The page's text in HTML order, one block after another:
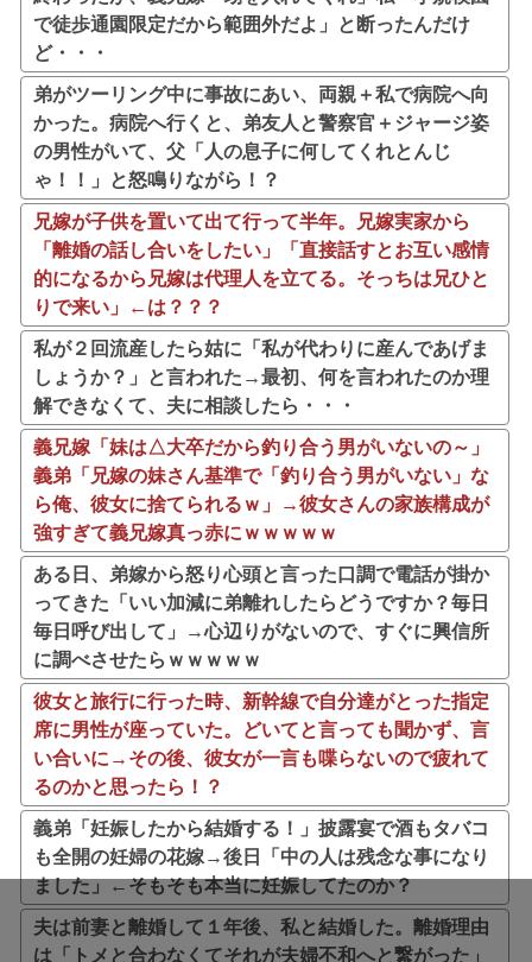
で徒歩通園限定だから範囲外だよ」と断ったんだけ
ど・・・
弟がツーリング中に事故にあい、両親＋私で病院へ向
かった。病院へ行くと、弟友人と警察官＋ジャージ姿
の男性がいて、父「人の息子に何してくれとんじ
ゃ！！」と怒鳴りながら！？
兄嫁が子供を置いて出て行って半年。兄嫁実家から
「離婚の話し合いをしたい」「直接話すとお互い感情
的になるから兄嫁は代理人を立てる。そっちは兄ひと
りで来い」←は？？？
私が２回流産したら姑に「私が代わりに産んであげま
しょうか？」と言われた→最初、何を言われたのか理
解できなくて、夫に相談したら・・・
義兄嫁「妹は△大卒だから釣り合う男がいないの～」
義弟「兄嫁の妹さん基準で「釣り合う男がいない」な
ら俺、彼女に捨てられるｗ」→彼女さんの家族構成が
強すぎて義兄嫁真っ赤にｗｗｗｗｗ
ある日、弟嫁から怒り心頭と言った口調で電話が掛か
ってきた「いい加減に弟離れしたらどうですか？毎日
毎日呼び出して」→心辺りがないので、すぐに興信所
に調べさせたらｗｗｗｗｗ
彼女と旅行に行った時、新幹線で自分達がとった指定
席に男性が座っていた。どいてと言っても聞かず、言
い合いに→その後、彼女が一言も喋らないので疲れて
るのかと思ったら！？
義弟「妊娠したから結婚する！」披露宴で酒もタバコ
も全開の妊婦の花嫁→後日「中の人は残念な事になり
ました」←そもそも本当に妊娠してたのか？
夫は前妻と離婚して１年後、私と結婚した。離婚理由
は「トメと合わなくてそれが夫婦不和へと繋がった」